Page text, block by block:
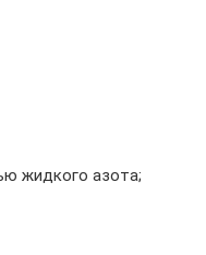
жидкого азота;